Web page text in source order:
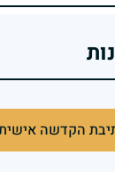
הקדשה